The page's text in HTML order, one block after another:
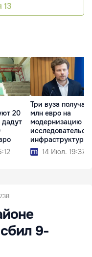
13
20
дадут
Три вуза получат
млн евро на
модернизацию
инфраструктуры
14 Июл. 19:37
9-